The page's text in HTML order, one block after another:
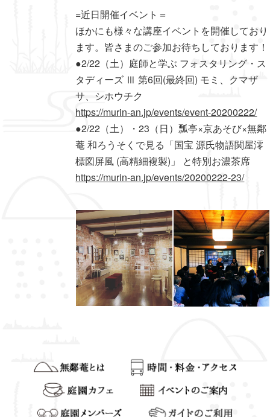
=近日開催イベント＝
ほかにも様々な講座イベントを開催しており
ます。皆さまのご参加お待ちしております！
●2/22（土）庭師と学ぶ フォスタリング・ス
タディーズ Ⅲ 第6回(最終回) モミ、クマザ
サ、シホウチク
https://murin-an.jp/events/event-20200222/
●2/22（土）・23（日）瓢亭×京あそび×無鄰
菴 和ろうそくで見る「国宝 源氏物語関屋澪
標図屏風 (高精細複製)」 と特別お濃茶席
https://murin-an.jp/events/20200222-23/